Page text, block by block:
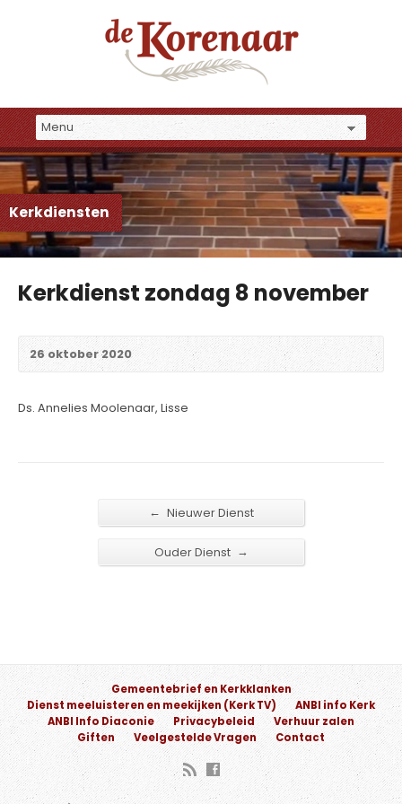
Kerkdiensten
Kerkdienst zondag 8 november
26 oktober 2020
Ds. Annelies Moolenaar, Lisse
← Nieuwer Dienst
Ouder Dienst →
Gemeentebrief en Kerkklanken
Dienst meeluisteren en meekijken (Kerk TV)
ANBI info Kerk
ANBI Info Diaconie
Privacybeleid
Verhuur zalen
Giften
Veelgestelde Vragen Contact